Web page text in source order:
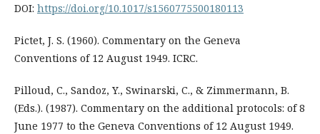
DOI: https://doi.org/10.1017/s1560775500180113
Pictet, J. S. (1960). Commentary on the Geneva
Conventions of 12 August 1949. ICRC.
Pilloud, C., Sandoz, Y., Swinarski, C., & Zimmermann, B.
(Eds.). (1987). Commentary on the additional protocols: of 8
June 1977 to the Geneva Conventions of 12 August 1949.